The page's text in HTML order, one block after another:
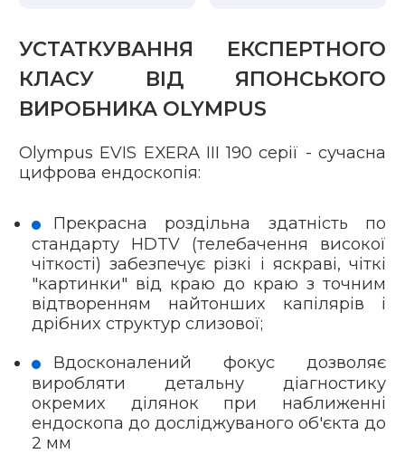
УСТАТКУВАННЯ ЕКСПЕРТНОГО
КЛАСУ ВІД ЯПОНСЬКОГО
ВИРОБНИКА OLYMPUS
Olympus EVIS EXERA III 190 серії - сучасна
цифрова ендоскопія:
Прекрасна роздільна здатність по
стандарту HDTV (телебачення високої
чіткості) забезпечує різкі і яскраві, чіткі
"картинки" від краю до краю з точним
відтворенням найтонших капілярів і
дрібних структур слизової;
Вдосконалений фокус дозволяє
виробляти детальну діагностику
окремих ділянок при наближенні
ендоскопа до досліджуваного об'єкта до
2 мм